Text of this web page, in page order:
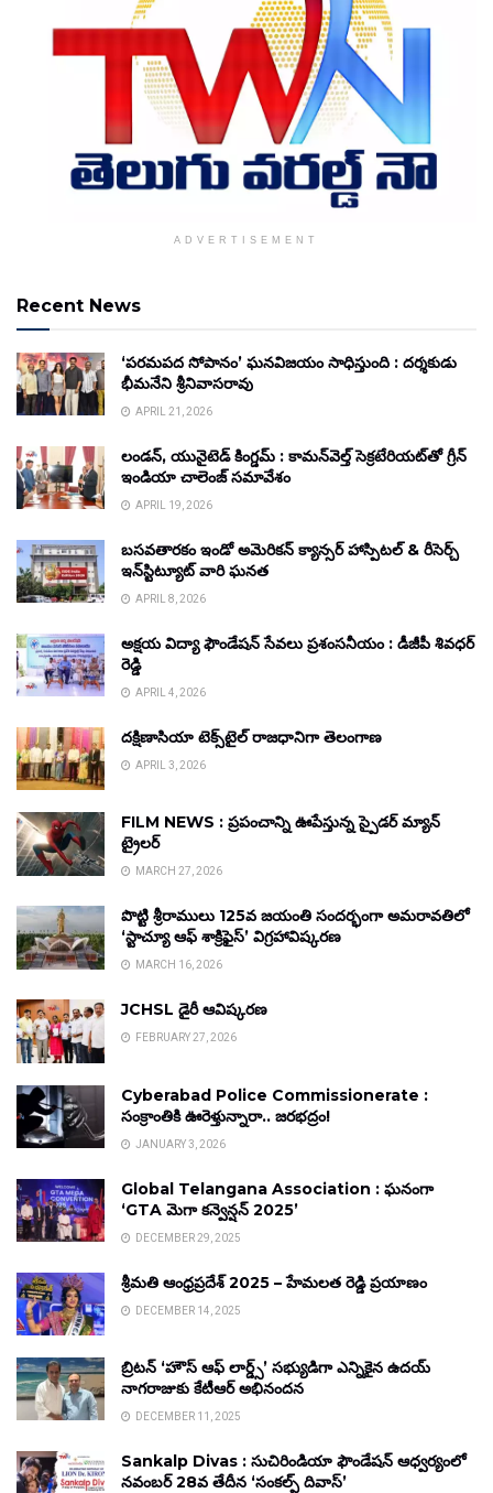
ADVERTISEMENT
Recent News
‘పరమపద సోపానం’ ఘనవిజయం సాధిస్తుంది : దర్శకుడు
భీమనేని శ్రీనివాసరావు
APRIL 21, 2026
లండన్, యునైటెడ్ కింగ్డమ్ : కామన్‌వెల్త్ సెక్రటేరియట్‌తో గ్రీన్
ఇండియా చాలెంజ్ సమావేశం
APRIL 19, 2026
బసవతారకం ఇండో అమెరికన్ క్యాన్సర్ హాస్పిటల్ & రీసెర్చ్
ఇన్‌స్టిట్యూట్ వారి ఘనత
APRIL 8, 2026
అక్షయ విద్యా ఫౌండేషన్ సేవలు ప్రశంసనీయం : డీజీపీ శివధర్
రెడ్డి
APRIL 4, 2026
దక్షిణాసియా టెక్స్‌టైల్ రాజధానిగా తెలంగాణ
APRIL 3, 2026
FILM NEWS : ప్రపంచాన్ని ఊపేస్తున్న స్పైడర్ మ్యాన్
ట్రైలర్
MARCH 27, 2026
పొట్టి శ్రీరాములు 125వ జయంతి సందర్భంగా అమరావతిలో
‘స్టాచ్యూ ఆఫ్ శాక్రిఫైస్’ విగ్రహావిష్కరణ
MARCH 16, 2026
JCHSL డైరీ ఆవిష్కరణ
FEBRUARY 27, 2026
Cyberabad Police Commissionerate :
సంక్రాంతికి ఊరెళ్తున్నారా.. జరభద్రం!
JANUARY 3, 2026
Global Telangana Association : ఘనంగా
‘GTA మెగా కన్వెన్షన్ 2025’
DECEMBER 29, 2025
శ్రీమతి ఆంధ్రప్రదేశ్ 2025 – హేమలత రెడ్డి ప్రయాణం
DECEMBER 14, 2025
బ్రిటన్ ‘హౌస్ ఆఫ్ లార్డ్స్’ సభ్యుడిగా ఎన్నికైన ఉదయ్
నాగరాజుకు కేటీఆర్ అభినందన
DECEMBER 11, 2025
Sankalp Divas : సుచిరిండియా ఫౌండేషన్ ఆధ్వర్యంలో
నవంబర్ 28వ తేదీన ‘సంకల్ప్ దివాస్’